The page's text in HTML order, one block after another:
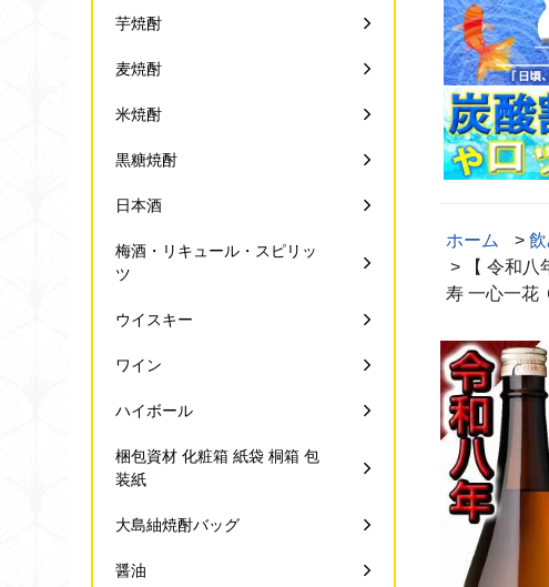
ホーム >
> 【 令和八
寿 一心一花
芋焼酎
麦焼酎
米焼酎
黒糖焼酎
日本酒
梅酒・リキュール・スピリッ
ツ
ウイスキー
ワイン
ハイボール
梱包資材 化粧箱 紙袋 桐箱 包
装紙
大島紬焼酎バッグ
醤油